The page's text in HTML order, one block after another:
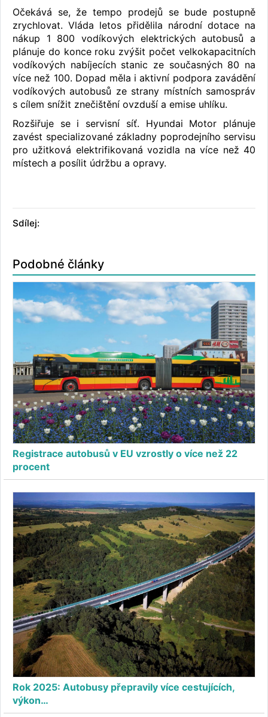
Očekává se, že tempo prodejů se bude postupně
zrychlovat. Vláda letos přidělila národní dotace na
nákup 1 800 vodíkových elektrických autobusů a
plánuje do konce roku zvýšit počet velkokapacitních
vodíkových nabíjecích stanic ze současných 80 na
více než 100. Dopad měla i aktivní podpora zavádění
vodíkových autobusů ze strany místních samospráv
s cílem snížit znečištění ovzduší a emise uhlíku.
Rozšiřuje se i servisní síť. Hyundai Motor plánuje
zavést specializované základny poprodejního servisu
pro užitková elektrifikovaná vozidla na více než 40
místech a posílit údržbu a opravy.
Sdílej:
Podobné články
Registrace autobusů v EU vzrostly o více než 22
procent
Rok 2025: Autobusy přepravily více cestujících,
výkon…